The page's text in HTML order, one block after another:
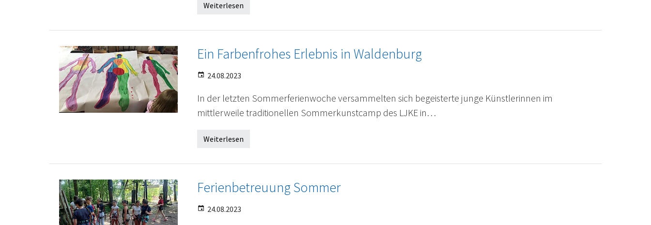
Weiterlesen
Ein Farbenfrohes Erlebnis in Waldenburg
24.08.2023
In der letzten Sommerferienwoche versammelten sich begeisterte junge Künstlerinnen im
mittlerweile traditionellen Sommerkunstcamp des LJKE in…
Weiterlesen
Ferienbetreuung Sommer
24.08.2023